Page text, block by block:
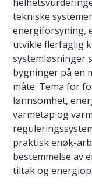
tekniske
energiforsyning,
utvikle flerfaglig
systemløsninger
bygninger på en
måte. Tema for
lønnsomhet,
varmetap og
praktisk enøk-
bestemmelse av
tiltak og